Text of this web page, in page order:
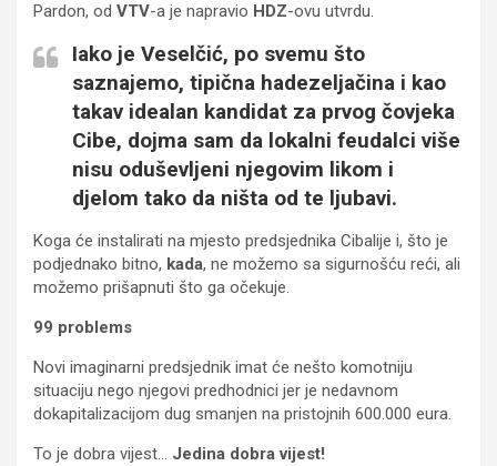
Pardon, od VTV-a je napravio HDZ-ovu utvrdu.
Iako je Veselčić, po svemu što
saznajemo, tipična hadezeljačina i kao
takav idealan kandidat za prvog čovjeka
Cibe, dojma sam da lokalni feudalci više
nisu oduševljeni njegovim likom i
djelom tako da ništa od te ljubavi.
Koga će instalirati na mjesto predsjednika Cibalije i, što je
podjednako bitno, kada, ne možemo sa sigurnošću reći, ali
možemo prišapnuti što ga očekuje.
99 problems
Novi imaginarni predsjednik imat će nešto komotniju
situaciju nego njegovi predhodnici jer je nedavnom
dokapitalizacijom dug smanjen na pristojnih 600.000 eura.
To je dobra vijest… Jedina dobra vijest!